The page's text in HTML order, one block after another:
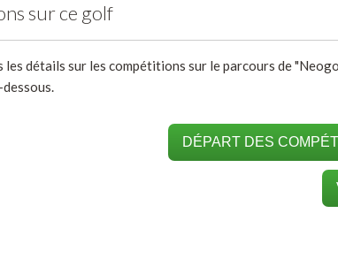
sur ce golf
les détails sur les compétitions sur le parcours de
DÉPART DES